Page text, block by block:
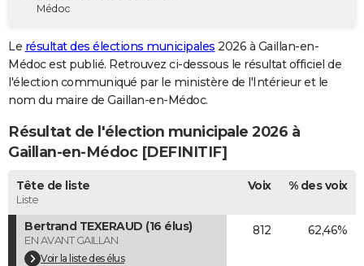
Destinations
City break
Voyage nature
Voyage de noces
Forum
GUIDES D'ACHAT
BONS PLANS
Carte de Noël
Carte Bonne année
Carte Saint-Valentin
Carte Pâques
Carte d'anniversaire
DICTIONNAIRE
Dictionnaire
Biographies
Citations
Expressions
Proverbes
PROGRAMME TV
COPAINS D'AVANT
S'inscrire
Se connecter
Lycées
Collèges
Primaires
Universités
Entreprises
Service militaire
Avis de recherche
AVIS DE DÉCÈS
Médoc
Le résultat des élections municipales 2026 à Gaillan-en-
Médoc est publié. Retrouvez ci-dessous le résultat officiel de
l'élection communiqué par le ministère de l'Intérieur et le
nom du maire de Gaillan-en-Médoc.
Résultat de l'élection municipale 2026 à
Gaillan-en-Médoc [DEFINITIF]
Tête de liste
Liste
Voix % des voix
Bertrand TEXERAUD (16 élus)
EN AVANT GAILLAN
Voir la liste des élus
812 62,46%